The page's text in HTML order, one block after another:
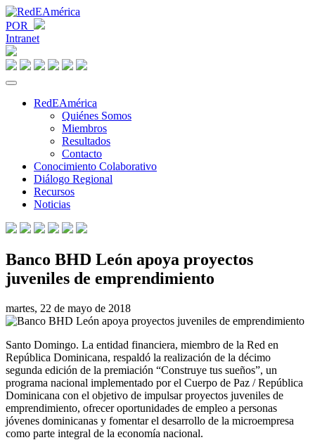
POR
Intranet
RedEAmérica
Quiénes Somos
Miembros
Resultados
Contacto
Conocimiento Colaborativo
Diálogo Regional
Recursos
Noticias
Banco BHD León apoya proyectos
juveniles de emprendimiento
martes, 22 de mayo de 2018
Santo Domingo. La entidad financiera, miembro de la Red en
República Dominicana, respaldó la realización de la décimo
segunda edición de la premiación “Construye tus sueños”, un
programa nacional implementado por el Cuerpo de Paz / República
Dominicana con el objetivo de impulsar proyectos juveniles de
emprendimiento, ofrecer oportunidades de empleo a personas
jóvenes dominicanas y fomentar el desarrollo de la microempresa
como parte integral de la economía nacional.